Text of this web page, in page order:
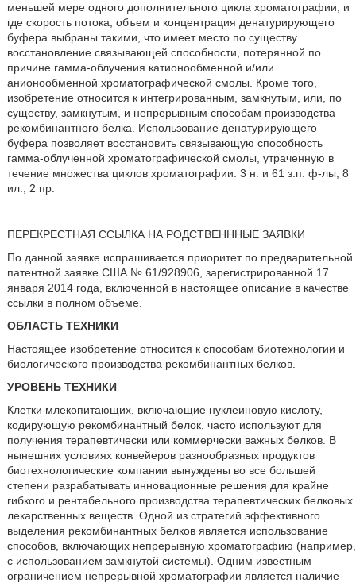
меньшей мере одного дополнительного цикла хроматографии, и
где скорость потока, объем и концентрация денатурирующего
буфера выбраны такими, что имеет место по существу
восстановление связывающей способности, потерянной по
причине гамма-облучения катионообменной и/или
анионообменной хроматографической смолы. Кроме того,
изобретение относится к интегрированным, замкнутым, или, по
существу, замкнутым, и непрерывным способам производства
рекомбинантного белка. Использование денатурирующего
буфера позволяет восстановить связывающую способность
гамма-облученной хроматографической смолы, утраченную в
течение множества циклов хроматографии. 3 н. и 61 з.п. ф-лы, 8
ил., 2 пр.
ПЕРЕКРЕСТНАЯ ССЫЛКА НА РОДСТВЕНННЫЕ ЗАЯВКИ
По данной заявке испрашивается приоритет по предварительной
патентной заявке США № 61/928906, зарегистрированной 17
января 2014 года, включенной в настоящее описание в качестве
ссылки в полном объеме.
ОБЛАСТЬ ТЕХНИКИ
Настоящее изобретение относится к способам биотехнологии и
биологического производства рекомбинантных белков.
УРОВЕНЬ ТЕХНИКИ
Клетки млекопитающих, включающие нуклеиновую кислоту,
кодирующую рекомбинантный белок, часто используют для
получения терапевтически или коммерчески важных белков. В
нынешних условиях конвейеров разнообразных продуктов
биотехнологические компании вынуждены во все большей
степени разрабатывать инновационные решения для крайне
гибкого и рентабельного производства терапевтических белковых
лекарственных веществ. Одной из стратегий эффективного
выделения рекомбинантных белков является использование
способов, включающих непрерывную хроматографию (например,
с использованием замкнутой системы). Одним известным
ограничением непрерывной хроматографии является наличие